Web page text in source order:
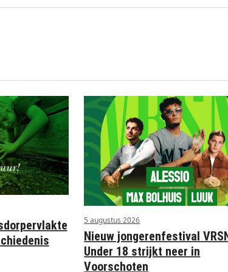
5 augustus 2026
Nieuw jongerenfestival
Under 18 strijkt neer in
Voorschoten